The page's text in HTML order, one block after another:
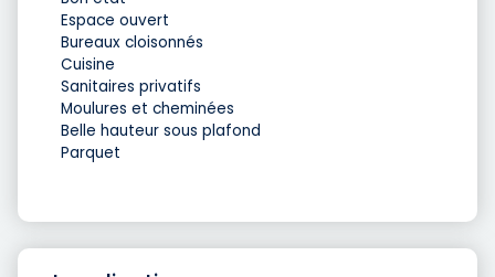
Espace ouvert
Bureaux cloisonnés
Cuisine
Sanitaires privatifs
Moulures et cheminées
Belle hauteur sous plafond
Parquet